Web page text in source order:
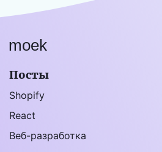
moek
Посты
Shopify
React
Веб-разработка